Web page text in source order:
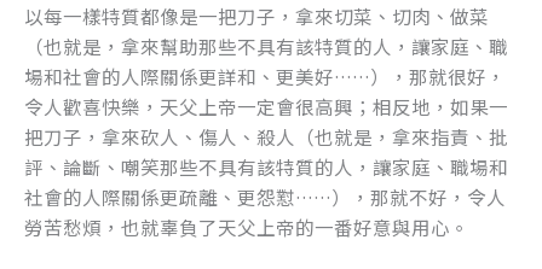
以每一樣特質都像是一把刀子，拿來切菜、切肉、做菜
（也就是，拿來幫助那些不具有該特質的人，讓家庭、職
場和社會的人際關係更詳和、更美好……），那就很好，
令人歡喜快樂，天父上帝一定會很高興；相反地，如果一
把刀子，拿來砍人、傷人、殺人（也就是，拿來指責、批
評、論斷、嘲笑那些不具有該特質的人，讓家庭、職場和
社會的人際關係更疏離、更怨懟……），那就不好，令人
勞苦愁煩，也就辜負了天父上帝的一番好意與用心。